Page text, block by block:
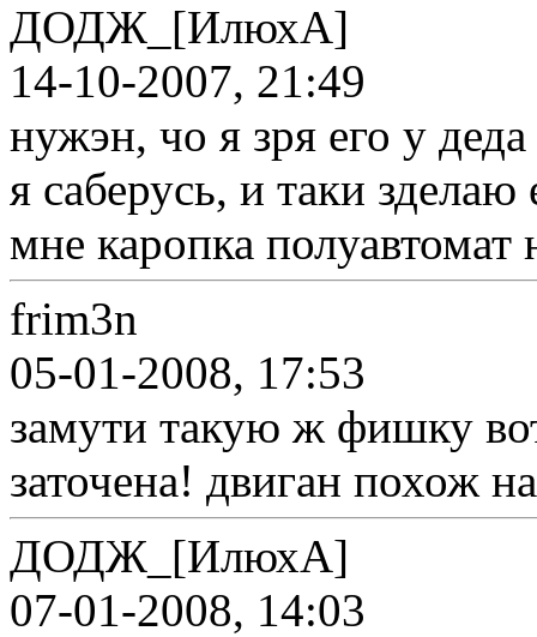
ДОДЖ_[ИлюхА]
14-10-2007, 21:49
нужэн, чо я зря его у
я саберусь, и таки
мне каропка полуавтомат
frim3n
05-01-2008, 17:53
замути такую ж фишку
заточена! двиган похож
ДОДЖ_[ИлюхА]
07-01-2008, 14:03